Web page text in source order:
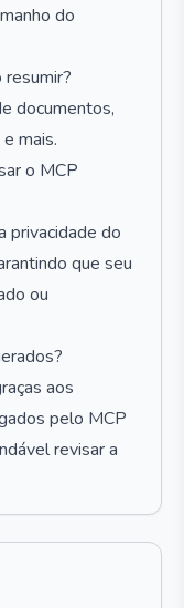
do
documentos,
mais.
o MCP
privacidade do
que seu
ou
aos
pelo MCP
revisar a